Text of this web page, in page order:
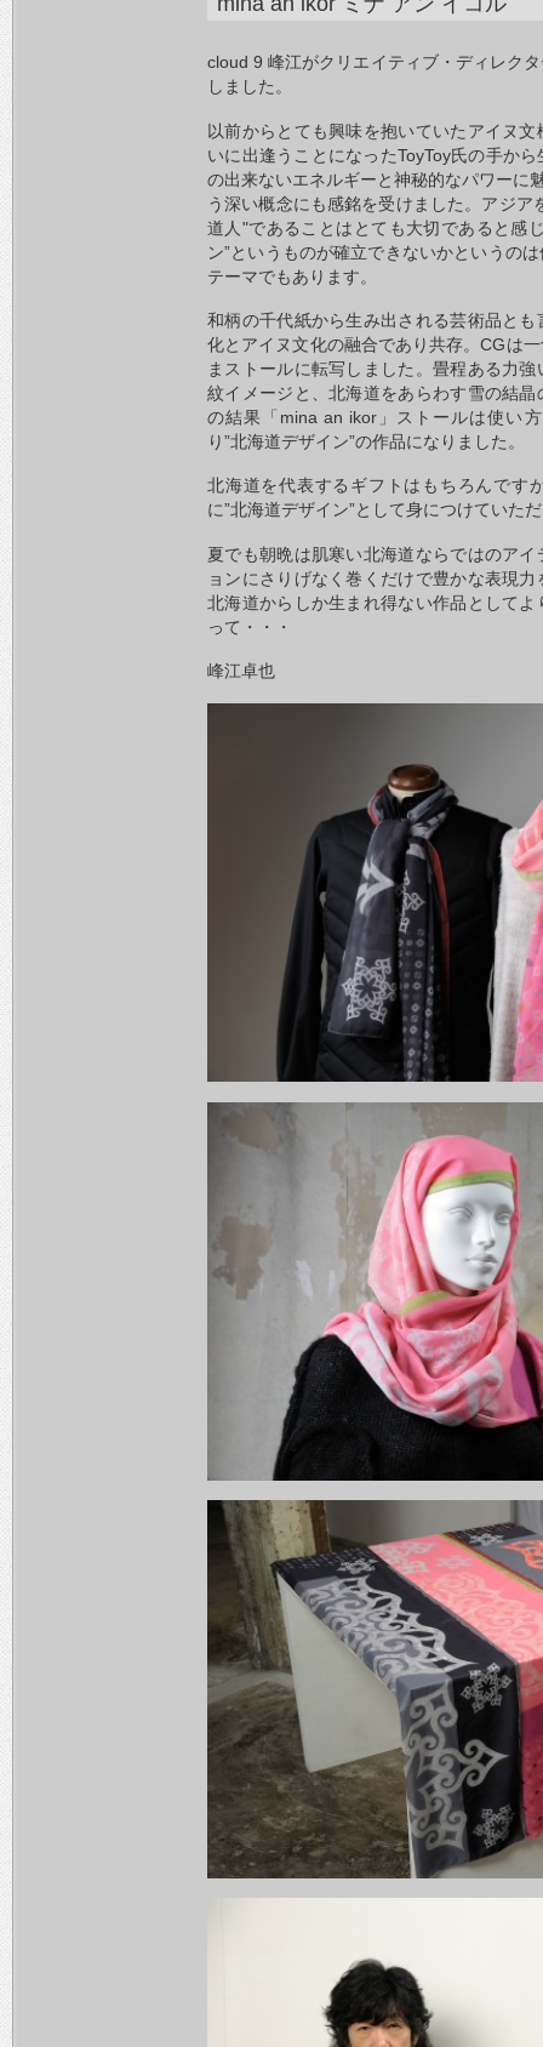
cloud 9 峰江がクリエイティブ・ディレク
しました。
以前からとても興味を抱いていたアイヌ
いに出逢うことになったToyToy氏の手か
の出来ないエネルギーと神秘的なパワーに
う深い概念にも感銘を受けました。アジア
道人"であることはとても大切であると感
ン”というものが確立できないかというの
テーマでもあります。
和柄の千代紙から生み出される芸術品と
化とアイヌ文化の融合であり共存。CGは
まストールに転写しました。畳程ある力
紋イメージと、北海道をあらわす雪の結
の結果「mina an ikor」ストールは使い
り”北海道デザイン”の作品になりました。
北海道を代表するギフトはもちろんです
に”北海道デザイン”として身につけていた
夏でも朝晩は肌寒い北海道ならではのア
ョンにさりげなく巻くだけで豊かな表現
北海道からしか生まれ得ない作品として
って・・・
峰江卓也